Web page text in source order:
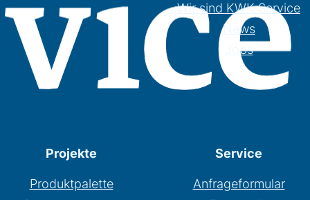
Wir sind KWK Service
News
Jobs
Projekte
Produktpalette
Service
Anfrageformular